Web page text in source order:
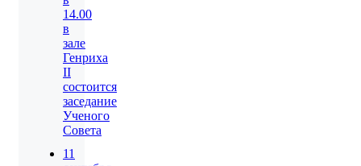
14.00
в
зале
Генриха
II
состоится
заседание
Ученого
Совета
11